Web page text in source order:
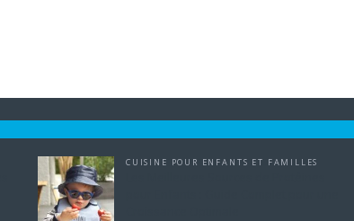
CUISINE POUR ENFANTS ET FAMILLES